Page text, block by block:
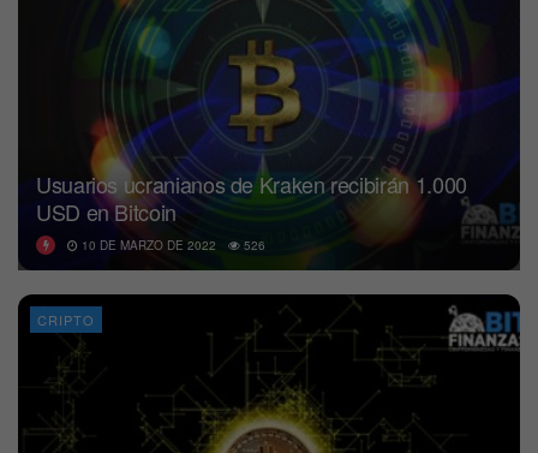
Usuarios ucranianos de Kraken recibirán 1.000
USD en Bitcoin
10 DE MARZO DE 2022 526
CRIPTO